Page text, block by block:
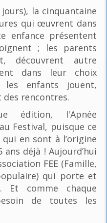
la cinquantaine
qui œuvrent dans
enfance présentent
; les parents
découvrent autre
dans leur choix
les enfants jouent,
rencontres.
édition, l'Apnée
Festival, puisque ce
en sont à l’origine
déjà ! Aujourd’hui
FEE (Famille,
qui porte et
Et comme chaque
de toutes les